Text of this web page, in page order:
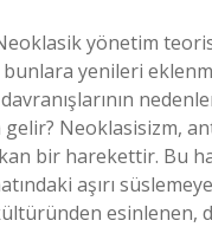
yönetim
yenileri
Neoklasisizm,
bir harekettir.
aşırı